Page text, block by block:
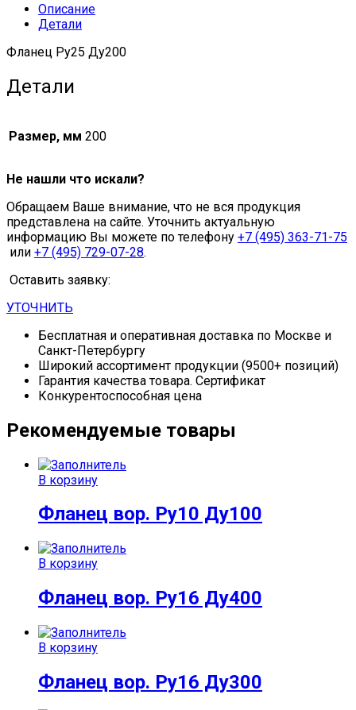
Описание
Детали
Фланец Ру25 Ду200
Детали
Размер, мм 200
Не нашли что искали?
Обращаем Ваше внимание, что не вся продукция
представлена на сайте. Уточнить актуальную
информацию Вы можете по телефону +7 (495) 363-71-75
или +7 (495) 729-07-28.
Оставить заявку:
УТОЧНИТЬ
Бесплатная и оперативная доставка по Москве и
Санкт-Петербургу
Широкий ассортимент продукции (9500+ позиций)
Гарантия качества товара. Сертификат
Конкурентоспособная цена
Рекомендуемые товары
В корзину
Фланец вор. Ру10 Ду100
В корзину
Фланец вор. Ру16 Ду400
В корзину
Фланец вор. Ру16 Ду300